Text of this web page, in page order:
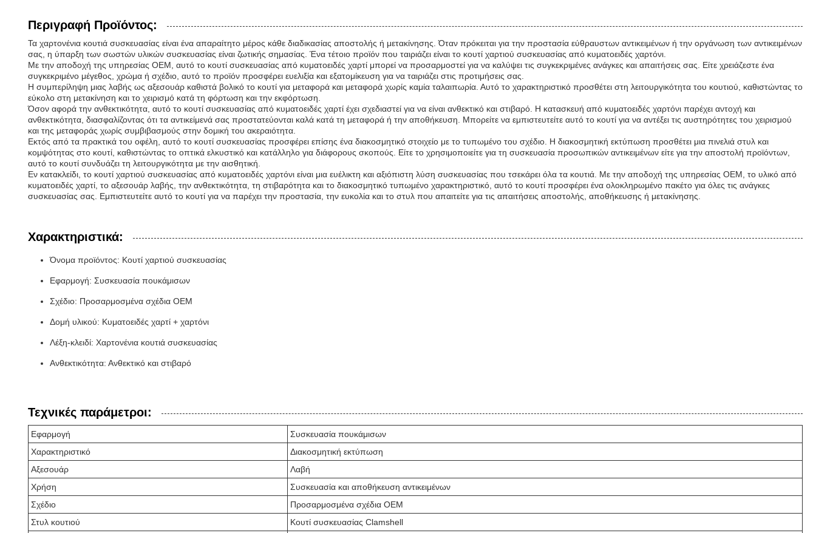
Περιγραφή Προϊόντος:
Τα χαρτονένια κουτιά συσκευασίας είναι ένα απαραίτητο μέρος κάθε διαδικασίας αποστολής ή μετακίνησης. Όταν πρόκειται για την προστασία εύθραυστων αντικειμένων ή την οργάνωση των αντικειμένων
σας, η ύπαρξη των σωστών υλικών συσκευασίας είναι ζωτικής σημασίας. Ένα τέτοιο προϊόν που ταιριάζει είναι το κουτί χαρτιού συσκευασίας από κυματοειδές χαρτόνι.
Με την αποδοχή της υπηρεσίας OEM, αυτό το κουτί συσκευασίας από κυματοειδές χαρτί μπορεί να προσαρμοστεί για να καλύψει τις συγκεκριμένες ανάγκες και απαιτήσεις σας. Είτε χρειάζεστε ένα
συγκεκριμένο μέγεθος, χρώμα ή σχέδιο, αυτό το προϊόν προσφέρει ευελιξία και εξατομίκευση για να ταιριάζει στις προτιμήσεις σας.
Η συμπερίληψη μιας λαβής ως αξεσουάρ καθιστά βολικό το κουτί για μεταφορά και μεταφορά χωρίς καμία ταλαιπωρία. Αυτό το χαρακτηριστικό προσθέτει στη λειτουργικότητα του κουτιού, καθιστώντας το
εύκολο στη μετακίνηση και το χειρισμό κατά τη φόρτωση και την εκφόρτωση.
Όσον αφορά την ανθεκτικότητα, αυτό το κουτί συσκευασίας από κυματοειδές χαρτί έχει σχεδιαστεί για να είναι ανθεκτικό και στιβαρό. Η κατασκευή από κυματοειδές χαρτόνι παρέχει αντοχή και
ανθεκτικότητα, διασφαλίζοντας ότι τα αντικείμενά σας προστατεύονται καλά κατά τη μεταφορά ή την αποθήκευση. Μπορείτε να εμπιστευτείτε αυτό το κουτί για να αντέξει τις αυστηρότητες του χειρισμού
και της μεταφοράς χωρίς συμβιβασμούς στην δομική του ακεραιότητα.
Εκτός από τα πρακτικά του οφέλη, αυτό το κουτί συσκευασίας προσφέρει επίσης ένα διακοσμητικό στοιχείο με το τυπωμένο του σχέδιο. Η διακοσμητική εκτύπωση προσθέτει μια πινελιά στυλ και
κομψότητας στο κουτί, καθιστώντας το οπτικά ελκυστικό και κατάλληλο για διάφορους σκοπούς. Είτε το χρησιμοποιείτε για τη συσκευασία προσωπικών αντικειμένων είτε για την αποστολή προϊόντων,
αυτό το κουτί συνδυάζει τη λειτουργικότητα με την αισθητική.
Εν κατακλείδι, το κουτί χαρτιού συσκευασίας από κυματοειδές χαρτόνι είναι μια ευέλικτη και αξιόπιστη λύση συσκευασίας που τσεκάρει όλα τα κουτιά. Με την αποδοχή της υπηρεσίας OEM, το υλικό από
κυματοειδές χαρτί, το αξεσουάρ λαβής, την ανθεκτικότητα, τη στιβαρότητα και το διακοσμητικό τυπωμένο χαρακτηριστικό, αυτό το κουτί προσφέρει ένα ολοκληρωμένο πακέτο για όλες τις ανάγκες
συσκευασίας σας. Εμπιστευτείτε αυτό το κουτί για να παρέχει την προστασία, την ευκολία και το στυλ που απαιτείτε για τις απαιτήσεις αποστολής, αποθήκευσης ή μετακίνησης.
Χαρακτηριστικά:
Όνομα προϊόντος: Κουτί χαρτιού συσκευασίας
Εφαρμογή: Συσκευασία πουκάμισων
Σχέδιο: Προσαρμοσμένα σχέδια OEM
Δομή υλικού: Κυματοειδές χαρτί + χαρτόνι
Λέξη-κλειδί: Χαρτονένια κουτιά συσκευασίας
Ανθεκτικότητα: Ανθεκτικό και στιβαρό
Τεχνικές παράμετροι:
Εφαρμογή
Συσκευασία πουκάμισων
Χαρακτηριστικό
Διακοσμητική εκτύπωση
Αξεσουάρ
Λαβή
Χρήση
Συσκευασία και αποθήκευση αντικειμένων
Σχέδιο
Προσαρμοσμένα σχέδια OEM
Στυλ κουτιού
Κουτί συσκευασίας Clamshell